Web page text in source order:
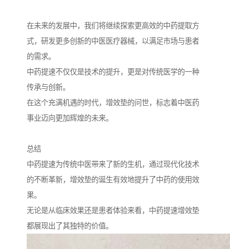
在未来的发展中，我们将继续探索更高效的中药提取方
式，研发更多创新的中医医疗器械，以满足市场与患者
的需求。
中药提速不仅仅是技术的提升，更是对传统医学的一种
传承与创新。
在这个充满机遇的时代，增效垫的问世，标志着中医药
事业迈向更加辉煌的未来。
总结
中药提速为传统中医带来了新的生机，通过现代化技术
的不断革新，增效垫的诞生有效地提升了中药的使用效
果。
无论是从临床效果还是患者体验来看，中药提速增效垫
都展现出了其独特的价值。